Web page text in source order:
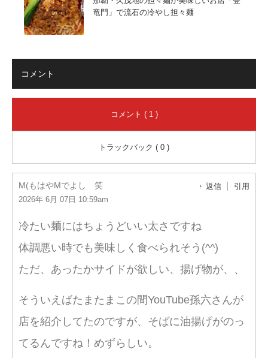
竜門」で流石の冷やし担々麺
コメント
コメント ( 1 )
トラックバック ( 0 )
M(もはやMでよし 笑
2026年 6月 07日 10:59am
返信 引用
冷たい麺にはちょうどいい太さですね
体調悪い時でも美味しく食べられそう(^^)
ただ、あったかサイドが欲しい、揚げ物が、、
そういえばたまたまこの間YouTube孫六さんが
店を紹介してたのですが、そばに油揚げがのっ
てるんですね！めずらしい。